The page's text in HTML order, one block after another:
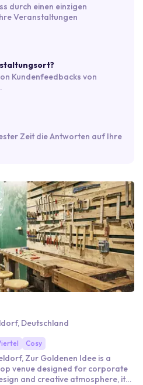
durch einen einzigen
Veranstaltungen
Kundenfeedbacks von
Zeit die Antworten auf Ihre
Deutschland
Cosy
Zur Goldenen Idee is a
venue designed for corporate
and creative atmosphere, it